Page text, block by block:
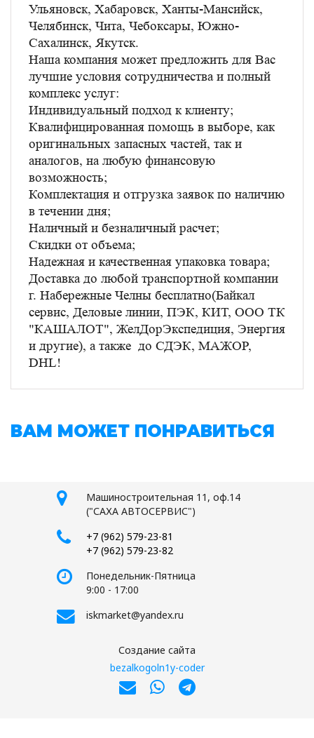
Ульяновск, Хабаровск, Ханты-Мансийск,
Челябинск, Чита, Чебоксары, Южно-
Сахалинск, Якутск.
Наша компания может предложить для Вас
лучшие условия сотрудничества и полный
комплекс услуг:
Индивидуальный подход к клиенту;
Квалифицированная помощь в выборе, как
оригинальных запасных частей, так и
аналогов, на любую финансовую
возможность;
Комплектация и отгрузка заявок по наличию
в течении дня;
Наличный и безналичный расчет;
Скидки от объема;
Надежная и качественная упаковка товара;
Доставка до любой транспортной компании
г. Набережные Челны бесплатно(Байкал
сервис, Деловые линии, ПЭК, КИТ, ООО ТК
"КАШАЛОТ", ЖелДорЭкспедиция, Энергия
и другие), а также до СДЭК, МАЖОР,
DHL!
ВАМ МОЖЕТ ПОНРАВИТЬСЯ
Машиностроительная 11, оф.14
("САХА АВТОСЕРВИС")
+7 (962) 579-23-81
+7 (962) 579-23-82
Понедельник-Пятница
9:00 - 17:00
iskmarket@yandex.ru
Создание сайта
bezalkogoln1y-coder